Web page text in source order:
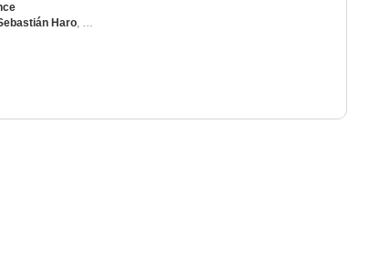
Haro, Mercedes Hoyos